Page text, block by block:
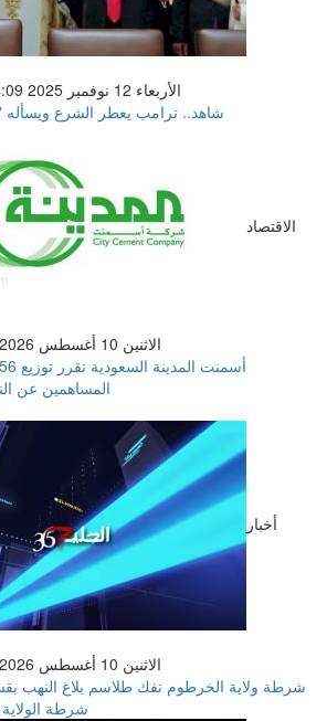
الأربعاء 12 نوفمبر 2025 04:09 مساءً
شاهد.. ترامب يعطر الشرع
الاقتصاد
الاثنين 10 أغسطس 2026 12:38 صباحاً
المساهمين عن
أخبار
الاثنين 10 أغسطس 2026 12:59 صباحاً
شرطة ولاية الخرطوم تفك طلاسم بلاغ النهب
شرطة